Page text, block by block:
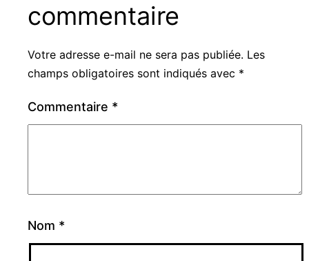
commentaire
Votre adresse e-mail ne sera pas publiée. Les
champs obligatoires sont indiqués avec *
Commentaire *
Nom *